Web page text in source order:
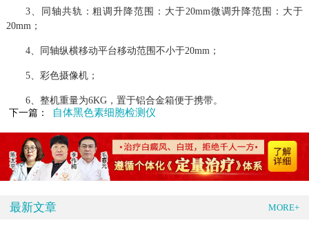
3、同轴共轨：粗调升降范围：大于20mm微调升降范围：大于
20mm；
4、同轴纵横移动平台移动范围不小于20mm；
5、彩色摄像机；
6、整机重量为6KG，置于铝合金箱便于携带。
下一篇：
自体黑色素细胞检测仪
最新文章 MORE+